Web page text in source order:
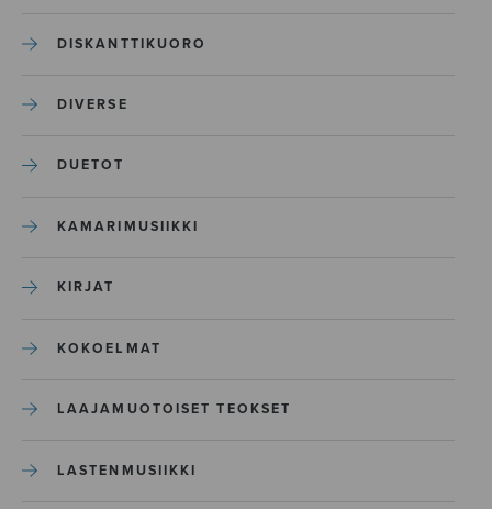
DISKANTTIKUORO
DIVERSE
DUETOT
KAMARIMUSIIKKI
KIRJAT
KOKOELMAT
LAAJAMUOTOISET TEOKSET
LASTENMUSIIKKI